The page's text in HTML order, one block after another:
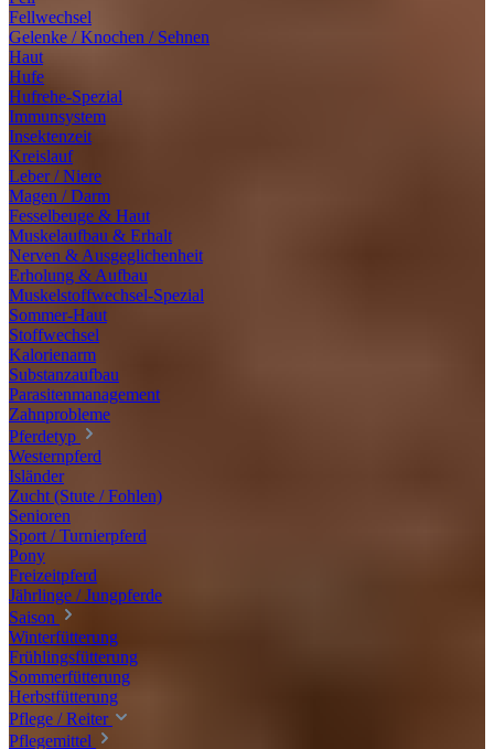
Fellwechsel
Gelenke / Knochen / Sehnen
Haut
Hufe
Hufrehe-Spezial
Immunsystem
Insektenzeit
Kreislauf
Leber / Niere
Magen / Darm
Fesselbeuge & Haut
Muskelaufbau & Erhalt
Nerven & Ausgeglichenheit
Erholung & Aufbau
Muskelstoffwechsel-Spezial
Sommer-Haut
Stoffwechsel
Kalorienarm
Substanzaufbau
Parasitenmanagement
Zahnprobleme
Pferdetyp
Westernpferd
Isländer
Zucht (Stute / Fohlen)
Senioren
Sport / Turnierpferd
Pony
Freizeitpferd
Jährlinge / Jungpferde
Saison
Winterfütterung
Frühlingsfütterung
Sommerfütterung
Herbstfütterung
Pflege / Reiter
Pflegemittel